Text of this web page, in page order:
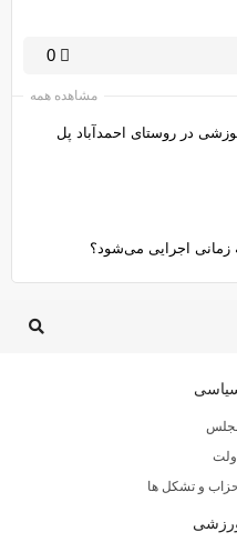
0
مشاهده همه
هواپیمای جنگنده سوخو ۲۲ آموزشی در روستای احمدآباد پل
اجرایی می‌شود؟
و تشکل ها